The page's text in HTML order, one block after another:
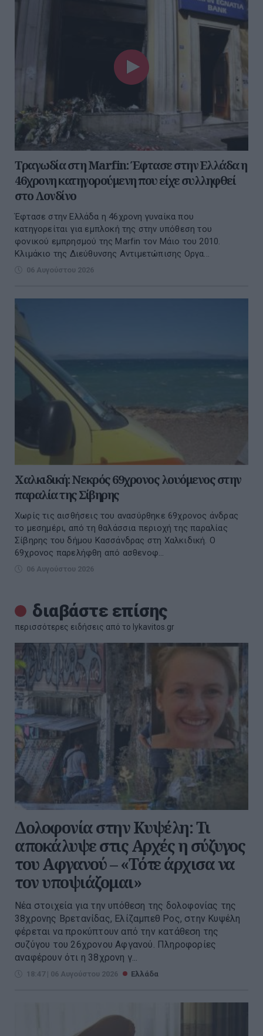
Τραγωδία στη Marfin: Έφτασε στην Ελλάδα η
46χρονη κατηγορούμενη που είχε συλληφθεί
στο Λονδίνο
Έφτασε στην Ελλάδα η 46χρονη γυναίκα που
κατηγορείται για εμπλοκή της στην υπόθεση του
φονικού εμπρησμού της Marfin τον Μάιο του 2010.
Κλιμάκιο της Διεύθυνσης Αντιμετώπισης Οργα...
06 Αυγούστου 2026
Χαλκιδική: Νεκρός 69χρονος λουόμενος στην
παραλία της Σίβηρης
Χωρίς τις αισθήσεις του ανασύρθηκε 69χρονος άνδρας
το μεσημέρι, από τη θαλάσσια περιοχή της παραλίας
Σίβηρης του δήμου Κασσάνδρας στη Χαλκιδική. Ο
69χρονος παρελήφθη από ασθενοφ...
06 Αυγούστου 2026
διαβάστε επίσης
περισσότερες ειδήσεις από το lykavitos.gr
Δολοφονία στην Κυψέλη: Τι
αποκάλυψε στις Αρχές η σύζυγος
του Αφγανού – «Τότε άρχισα να
τον υποψιάζομαι»
Νέα στοιχεία για την υπόθεση της δολοφονίας της
38χρονης Βρετανίδας, Ελίζαμπεθ Ρος, στην Κυψέλη
φέρεται να προκύπτουν από την κατάθεση της
συζύγου του 26χρονου Αφγανού. Πληροφορίες
αναφέρουν ότι η 38χρονη γ...
18:47 | 06 Αυγούστου 2026 Ελλάδα